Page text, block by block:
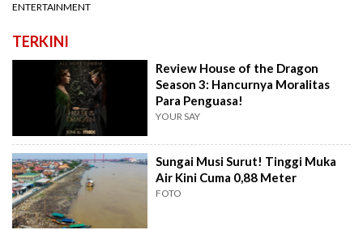
ENTERTAINMENT
TERKINI
Review House of the Dragon
Season 3: Hancurnya Moralitas
Para Penguasa!
YOUR SAY
Sungai Musi Surut! Tinggi Muka
Air Kini Cuma 0,88 Meter
FOTO